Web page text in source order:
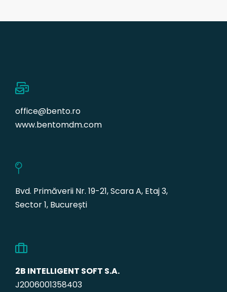
office@bento.ro
www.bentomdm.com
Bvd. Primăverii Nr. 19-21, Scara A, Etaj 3,
Sector 1, București
2B INTELLIGENT SOFT S.A.
J2006001358403